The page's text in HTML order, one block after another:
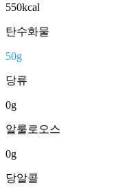
550kcal
탄수화물
50g
당류
0g
알룰로오스
0g
당알콜